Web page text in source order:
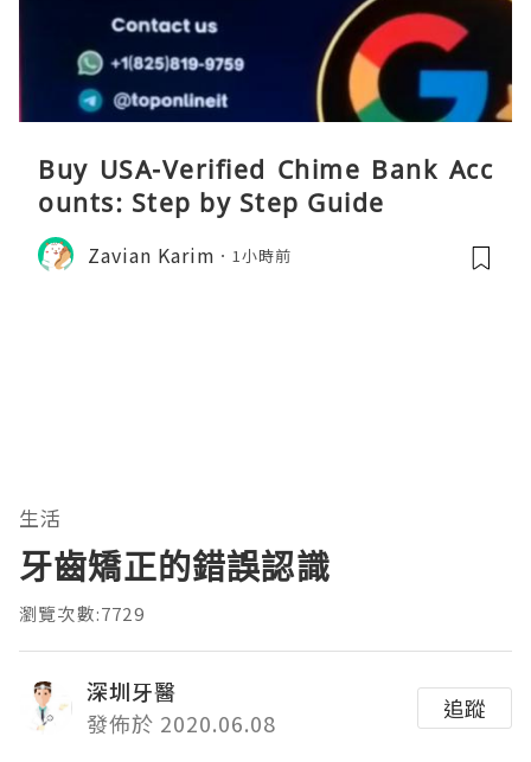
Buy USA-Verified Chime Bank Acc
ounts: Step by Step Guide
Zavian Karim 1小時前
生活
牙齒矯正的錯誤認識
瀏覽次數:7729
深圳牙醫
發佈於 2020.06.08
追蹤